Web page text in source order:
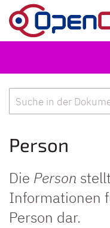
Zum Inhalt springen
Person
Die Person
Informationen
Person dar.
Suche